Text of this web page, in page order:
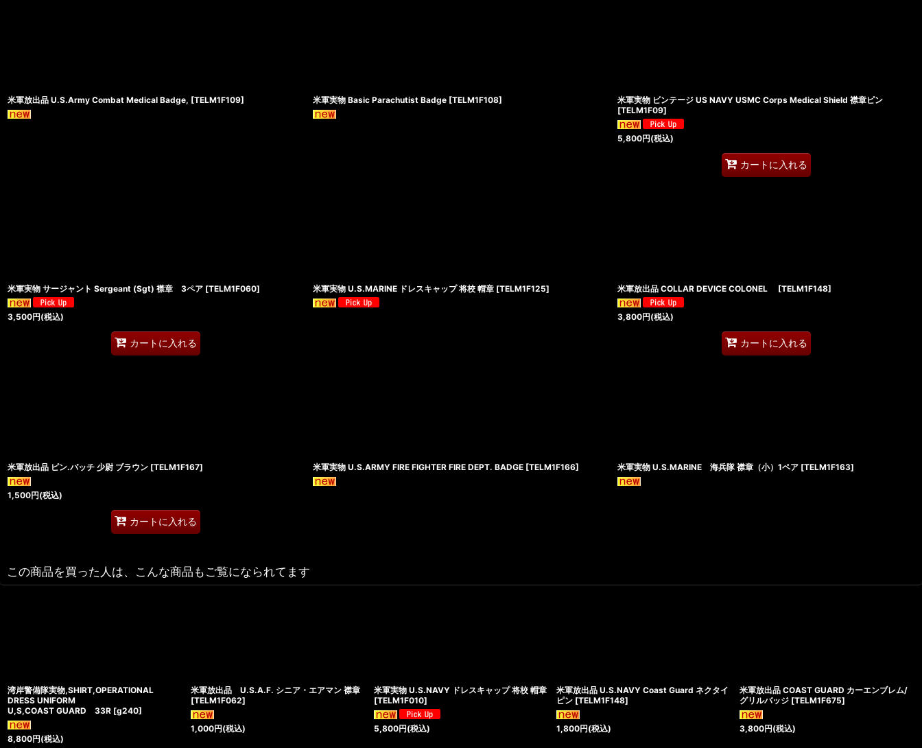
米軍放出品 U.S.Army Combat Medical Badge, [TELM1F109] 米軍実物 Basic Parachutist Badge [TELM1F108]
米軍実物 ビンテージ US NAVY USMC Corps Medical Shield 襟章ピン
[TELM1F09]
5,800円(税込)
カートに入れる
米軍実物 サージャント Sergeant (Sgt) 襟章 3ペア [TELM1F060]
3,500円(税込)
カートに入れる
米軍実物 U.S.MARINE ドレスキャップ 将校 帽章 [TELM1F125] 米軍放出品 COLLAR DEVICE COLONEL [TELM1F148]
3,800円(税込)
カートに入れる
米軍放出品 ピン.バッチ 少尉 ブラウン [TELM1F167]
1,500円(税込)
カートに入れる
米軍実物 U.S.ARMY FIRE FIGHTER FIRE DEPT. BADGE [TELM1F166] 米軍実物 U.S.MARINE 海兵隊 襟章（小）1ペア [TELM1F163]
この商品を買った人は、こんな商品もご覧になられてます
湾岸警備隊実物,SHIRT,OPERATIONAL
DRESS UNIFORM
U,S,COAST GUARD 33R [g240]
8,800円(税込)
米軍放出品 U.S.A.F. シニア・エアマン 襟章
[TELM1F062]
1,000円(税込)
米軍実物 U.S.NAVY ドレスキャップ 将校 帽章
[TELM1F010]
5,800円(税込)
米軍放出品 U.S.NAVY Coast Guard ネクタイ
ピン [TELM1F148]
1,800円(税込)
米軍放出品 COAST GUARD カーエンブレム/
グリルバッジ [TELM1F675]
3,800円(税込)